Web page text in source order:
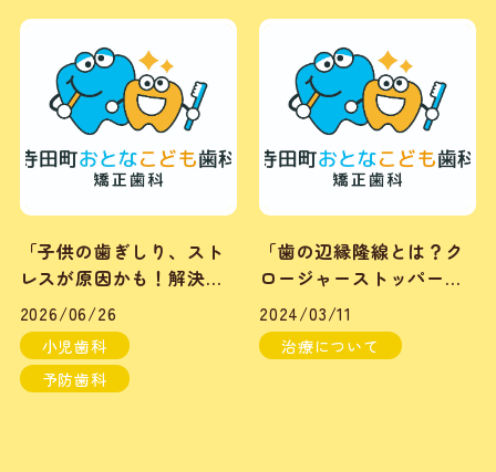
「子供の歯ぎしり、スト
レスが原因かも！解決法
は？」
2026/06/26
小児歯科
予防歯科
「歯の辺縁隆線とは？ク
ロージャーストッパーの
秘密」
2024/03/11
治療について